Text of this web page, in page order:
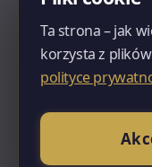
Niezależnie od
montażu kasety.
wykonanym
często
tynku
prowadnice. To
Ta strona – jak
korzysta z
polityce